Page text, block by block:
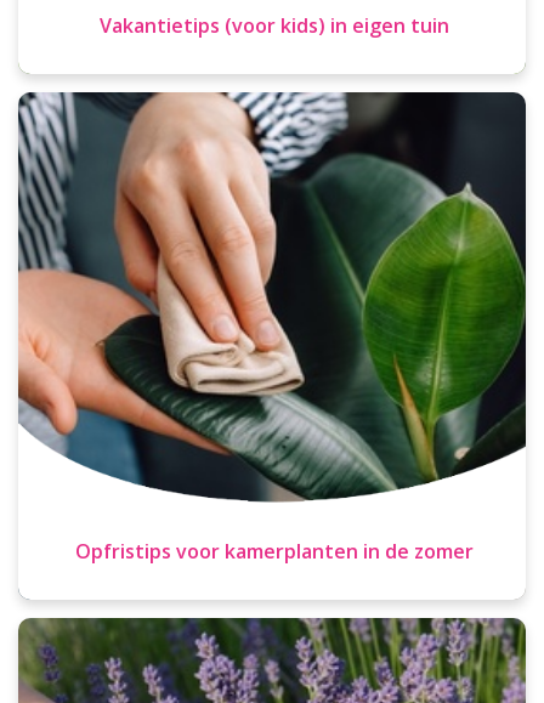
Vakantietips (voor kids) in eigen tuin
Opfristips voor kamerplanten in de zomer